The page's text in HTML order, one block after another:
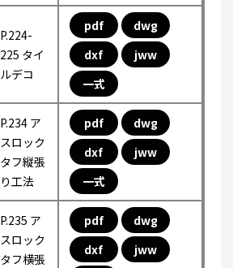
P.224-
225 タイ
ルデコ
pdf
dwg
dxf
jww
一式
P.234 ア
スロック
タフ縦張
り工法
pdf
dwg
dxf
jww
一式
P.235 ア
スロック
タフ横張
pdf
dwg
dxf
jww